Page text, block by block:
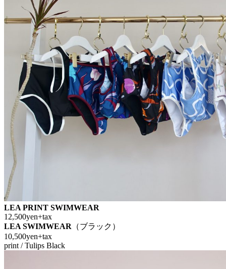
LEA PRINT SWIMWEAR
12,500yen+tax
LEA SWIMWEAR （ブラック）
10,500yen+tax
print / Tulips Black